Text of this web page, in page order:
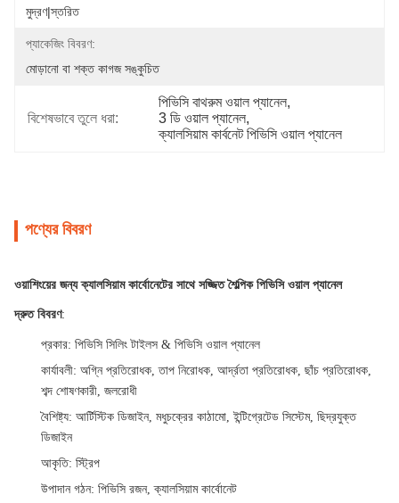
মুদ্রণ|স্তরিত
প্যাকেজিং বিবরণ:
মোড়ানো বা শক্ত কাগজ সঙ্কুচিত
বিশেষভাবে তুলে ধরা:
পিভিসি বাথরুম ওয়াল প্যানেল,
3 ডি ওয়াল প্যানেল,
ক্যালসিয়াম কার্বনেট পিভিসি ওয়াল প্যানেল
পণ্যের বিবরণ
ওয়াশিংয়ের জন্য ক্যালসিয়াম কার্বোনেটের সাথে সজ্জিত শৈল্পিক পিভিসি ওয়াল প্যানেল
দ্রুত বিবরণ:
প্রকার: পিভিসি সিলিং টাইলস & পিভিসি ওয়াল প্যানেল
কার্যাবলী: অগ্নি প্রতিরোধক, তাপ নিরোধক, আর্দ্রতা প্রতিরোধক, ছাঁচ প্রতিরোধক,
শব্দ শোষণকারী, জলরোধী
বৈশিষ্ট্য: আর্টিস্টিক ডিজাইন, মধুচক্রের কাঠামো, ইন্টিগ্রেটেড সিস্টেম, ছিদ্রযুক্ত
ডিজাইন
আকৃতি: স্ট্রিপ
উপাদান গঠন: পিভিসি রজন, ক্যালসিয়াম কার্বোনেট